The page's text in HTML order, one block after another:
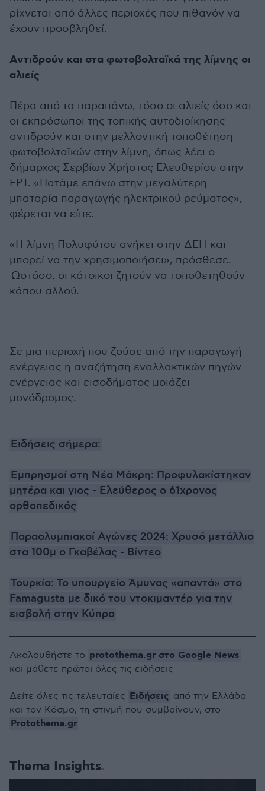
ρίχνεται από άλλες περιοχές που πιθανόν να
έχουν προσβληθεί.
Αντιδρούν και στα φωτοβολταϊκά της λίμνης οι
αλιείς
Πέρα από τα παραπάνω, τόσο οι αλιείς όσο και
οι εκπρόσωποι της τοπικής αυτοδιοίκησης
αντιδρούν και στην μελλοντική τοποθέτηση
φωτοβολταϊκών στην λίμνη, όπως λέει ο
δήμαρχος Σερβίων Χρήστος Ελευθερίου στην
ΕΡΤ. «Πατάμε επάνω στην μεγαλύτερη
μπαταρία παραγωγής ηλεκτρικού ρεύματος»,
φέρεται να είπε.
«Η λίμνη Πολυφύτου ανήκει στην ΔΕΗ και
μπορεί να την χρησιμοποιήσει», πρόσθεσε.
Ωστόσο, οι κάτοικοι ζητούν να τοποθετηθούν
κάπου αλλού.
Σε μια περιοχή που ζούσε από την παραγωγή
ενέργειας η αναζήτηση εναλλακτικών πηγών
ενέργειας και εισοδήματος μοιάζει
μονόδρομος.
Ειδήσεις σήμερα:
Εμπρησμοί στη Νέα Μάκρη: Προφυλακίστηκαν
μητέρα και γιος - Ελεύθερος ο 61χρονος
ορθοπεδικός
Παραολυμπιακοί Αγώνες 2024: Χρυσό μετάλλιο
στα 100μ ο Γκαβέλας - Βίντεο
Τουρκία: Το υπουργείο Άμυνας «απαντά» στο
Famagusta με δικό του ντοκιμαντέρ για την
εισβολή στην Κύπρο
Thema Insights
Ακολουθήστε το protothema.gr στο Google News
και μάθετε πρώτοι όλες τις ειδήσεις
Δείτε όλες τις τελευταίες Ειδήσεις από την Ελλάδα
και τον Κόσμο, τη στιγμή που συμβαίνουν, στο
Protothema.gr